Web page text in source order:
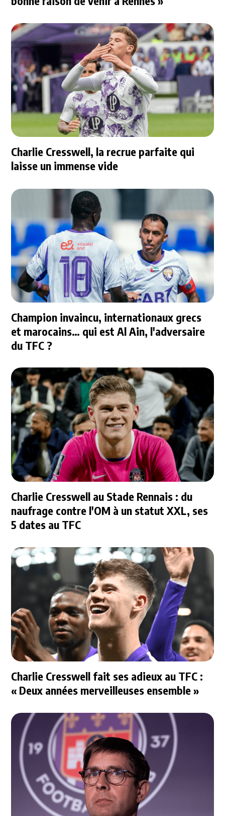
Charlie Cresswell, la recrue parfaite qui
laisse un immense vide
Champion invaincu, internationaux grecs
et marocains… qui est Al Ain, l'adversaire
du TFC ?
Charlie Cresswell au Stade Rennais : du
naufrage contre l'OM à un statut XXL, ses
5 dates au TFC
Charlie Cresswell fait ses adieux au TFC :
« Deux années merveilleuses ensemble »